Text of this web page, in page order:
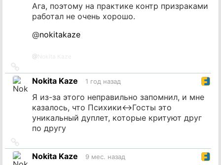
Ага, поэтому на практике контр призраками
работал не очень хорошо.
@nokitakaze
@
на
источник
Nokita Kaze 1 год назад
Я из-за этого неправильно запомнил, и мне
казалось, что Психики<->Госты это
уникальный дуплет, которые критуют друг
по другу
на
источник
Nokita Kaze 9 мес. назад